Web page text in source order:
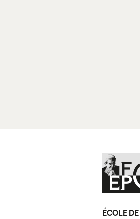
ÉCOLE